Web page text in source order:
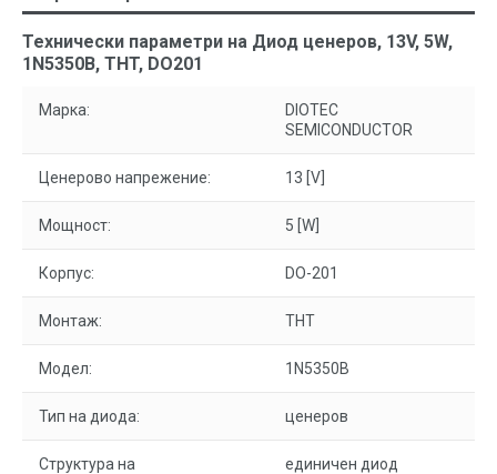
Технически параметри на Диод ценеров, 13V, 5W,
1N5350B, THT, DO201
Марка:
DIOTEC
SEMICONDUCTOR
Ценерово напрежение: 13 [V]
Мощност: 5 [W]
Корпус: DO-201
Монтаж: THT
Модел: 1N5350B
Тип на диода: ценеров
Структура на
единичен диод